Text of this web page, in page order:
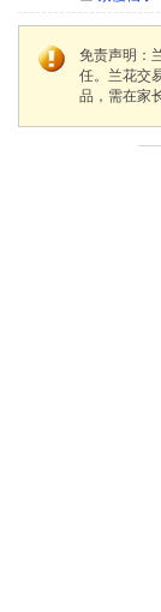
免责声明：
任。兰花交
品，需在家